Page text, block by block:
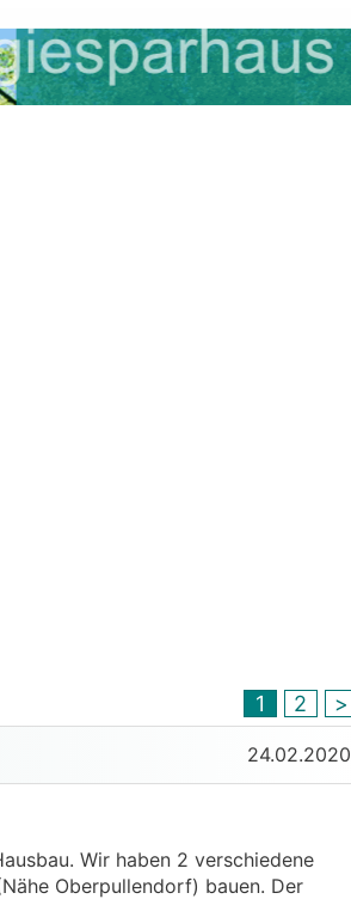
1 2 >
24.02.2020
Wir haben 2 verschiedene
Oberpullendorf) bauen. Der